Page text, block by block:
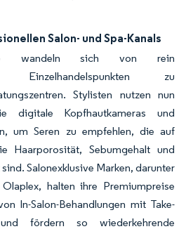
Salon- und Spa-Kanals
wandeln sich von rein
Einzelhandelspunkten zu
Stylisten nutzen nun
digitale Kopfhautkameras und
um Seren zu empfehlen, die auf
Haarporosität, Sebumgehalt und
Salonexklusive Marken, darunter
halten ihre Premiumpreise
In-Salon-Behandlungen mit Take-
fördern so wiederkehrende